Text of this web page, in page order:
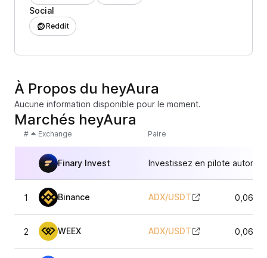
Social
Reddit
À Propos du heyAura
Aucune information disponible pour le moment.
Marchés heyAura
# Exchange Paire
Finary Invest Investissez en pilote
1 Binance ADX/USDT
2 WEEX ADX/USDT